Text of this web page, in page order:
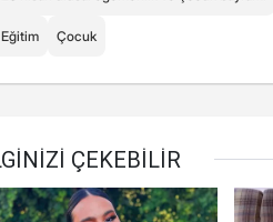
Eğitim Çocuk